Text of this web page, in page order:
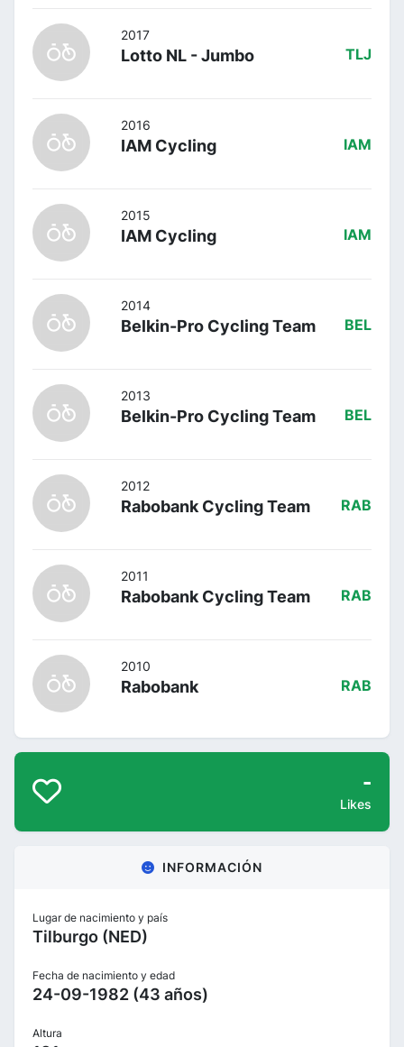
2017
Lotto NL - Jumbo TLJ
2016
IAM Cycling IAM
2015
IAM Cycling IAM
2014
Belkin-Pro Cycling Team BEL
2013
Belkin-Pro Cycling Team BEL
2012
Rabobank Cycling Team RAB
2011
Rabobank Cycling Team RAB
2010
Rabobank RAB
-
Likes
INFORMACIÓN
Lugar de nacimiento y país
Tilburgo (NED)
Fecha de nacimiento y edad
24-09-1982 (43 años)
Altura